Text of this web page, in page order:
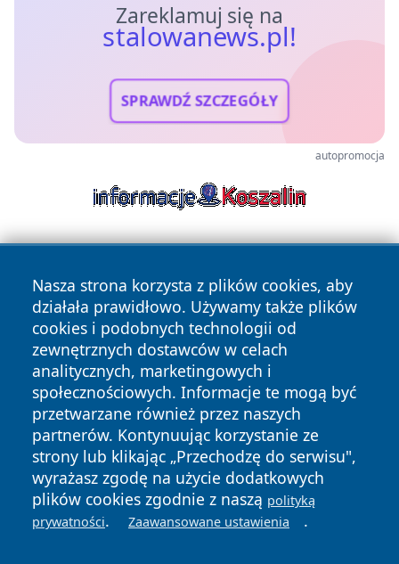
Zareklamuj się na
stalowanews.pl!
SPRAWDŹ SZCZEGÓŁY
autopromocja
Nasza strona korzysta z plików cookies, aby
działała prawidłowo. Używamy także plików
cookies i podobnych technologii od
zewnętrznych dostawców w celach
analitycznych, marketingowych i
społecznościowych. Informacje te mogą być
przetwarzane również przez naszych
partnerów. Kontynuując korzystanie ze
strony lub klikając „Przechodzę do serwisu",
wyrażasz zgodę na użycie dodatkowych
plików cookies zgodnie z naszą polityką
prywatności. Zaawansowane ustawienia .
Copyright © 2026 stalowanews.pl Wszystkie prawa
zastrzeżone.
News Autorzy
Polityka
Prywatności
Polityka
Cookies